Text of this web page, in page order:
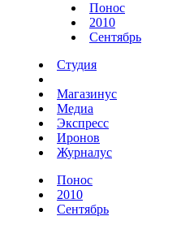
Понос
2010
Сентябрь
Студия
Магазинус
Медиа
Экспресс
Иронов
Журналус
Понос
2010
Сентябрь